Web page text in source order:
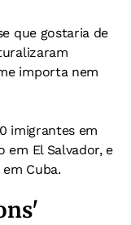
que gostaria de
importa nem
imigrantes em
em El Salvador, e
Cuba.